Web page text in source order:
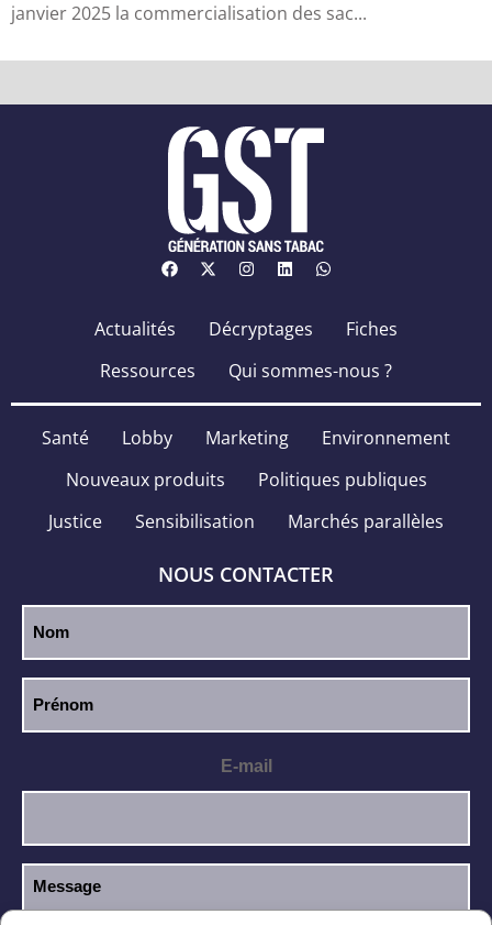
janvier 2025 la commercialisation des sac...
Actualités Décryptages
Fiches
Ressources
Qui sommes-nous ?
Santé Lobby Marketing
Environnement
Nouveaux produits
Politiques publiques
Justice
Sensibilisation Marchés parallèles
NOUS CONTACTER
E-mail